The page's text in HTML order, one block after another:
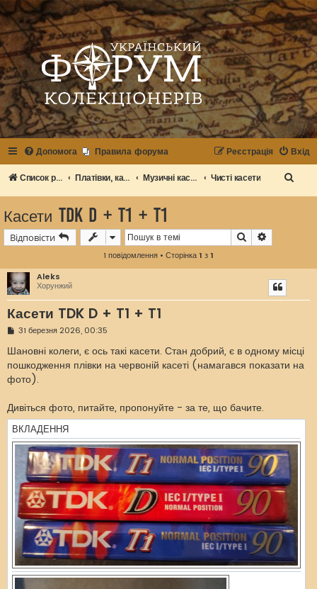
Допомога Правила форума Вхід
Реєстрація
Список розділів Платівки, касети, інші носії звукової інформації. Програвачі Музичні касети Чисті касети
о
Касети TDK D + T1 + T1
Відповісти Пошук
1 повідомлення • Сторінка1 з1
Aleks
Хорунжий
Касети TDK D + T1 + T1
П
в
і
д
о
м
н
н
я
31 березня 2026, 00:35
Шановні колеги, є ось такі касети. Стан добрий, є в одному місці
пошкодження плівки на червоній касеті (намагався показати на
фото).
Дивіться фото, питайте, пропонуйте - за те, що бачите.
ВКЛАДЕННЯ